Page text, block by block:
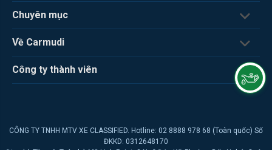
Chuyên mục
Về Carmudi
Công ty thành viên
CÔNG TY TNHH MTV XE CLASSIFIED. Hotline: 02 8888 978 68 (Toàn quốc) Số
ĐKKD: 0312648170